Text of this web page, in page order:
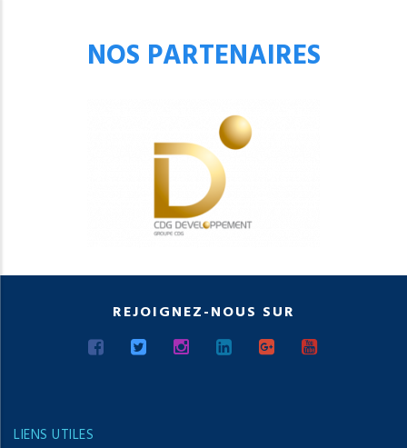
NOS PARTENAIRES
REJOIGNEZ-NOUS SUR
LIENS UTILES